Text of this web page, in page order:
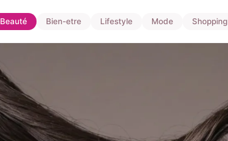
Beauté Bien-etre Lifestyle Mode Shopping